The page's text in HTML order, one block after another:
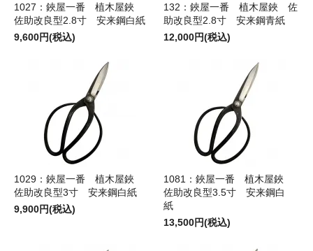
1027：鋏屋一番 植木屋鋏
佐助改良型2.8寸 安来鋼白紙
9,600円(税込)
132：鋏屋一番 植木屋鋏 佐
助改良型2.8寸 安来鋼青紙
12,000円(税込)
1029：鋏屋一番 植木屋鋏
佐助改良型3寸 安来鋼白紙
9,900円(税込)
1081：鋏屋一番 植木屋鋏
佐助改良型3.5寸 安来鋼白
紙
13,500円(税込)